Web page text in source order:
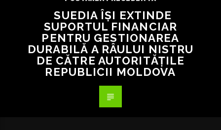
SUEDIA ÎȘI EXTINDE
SUPORTUL FINANCIAR
PENTRU GESTIONAREA
DURABILĂ A RÂULUI NISTRU
DE CĂTRE AUTORITĂȚILE
REPUBLICII MOLDOVA